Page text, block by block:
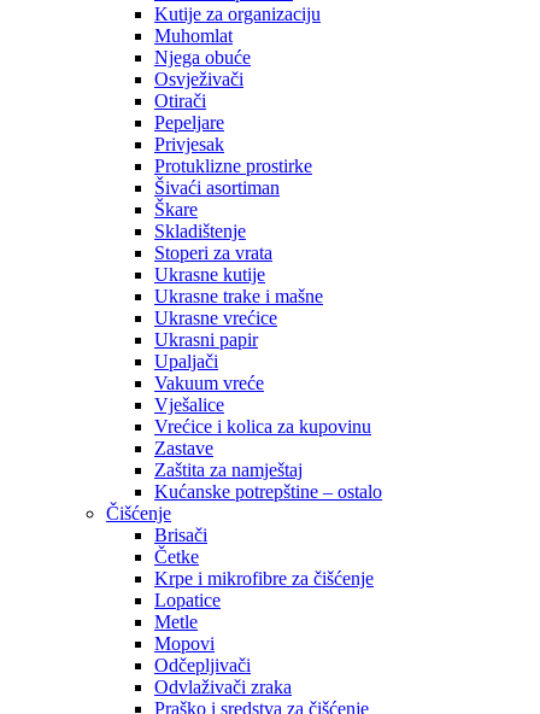
Kutije za organizaciju
Muhomlat
Njega obuće
Osvježivači
Otirači
Pepeljare
Privjesak
Protuklizne prostirke
Šivaći asortiman
Škare
Skladištenje
Stoperi za vrata
Ukrasne kutije
Ukrasne trake i mašne
Ukrasne vrećice
Ukrasni papir
Upaljači
Vakuum vreće
Vješalice
Vrećice i kolica za kupovinu
Zastave
Zaštita za namještaj
Kućanske potrepštine – ostalo
Čišćenje
Brisači
Četke
Krpe i mikrofibre za čišćenje
Lopatice
Metle
Mopovi
Odčepljivači
Odvlaživači zraka
Praško i sredstva za čišćenje